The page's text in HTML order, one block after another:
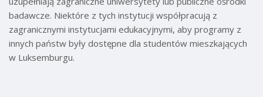
badawcze. Niektóre z tych instytucji współpracują z
zagranicznymi instytucjami edukacyjnymi, aby programy z
innych państw były dostępne dla studentów mieszkających
w Luksemburgu.